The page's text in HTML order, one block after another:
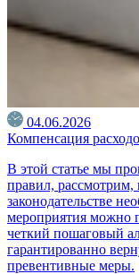
04.06.2026
Компенсация
В этой статье мы
правил, рассмотрим,
законодательстве
мероприятия можно
четкий пошаговый
гарантированно
превентивные меры.